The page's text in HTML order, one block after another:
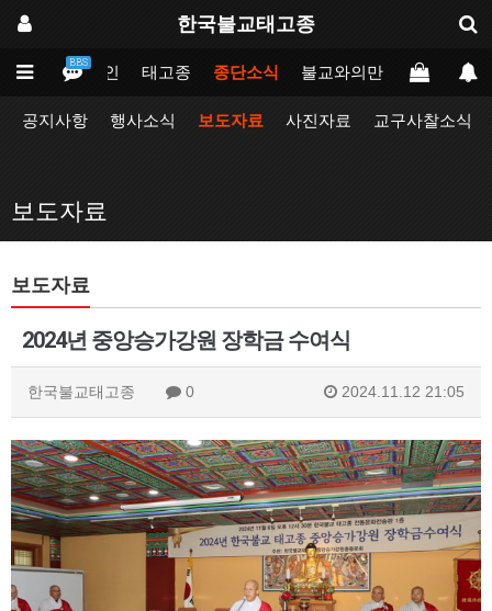
한국불교태고종
BBS
메인 태고종 종단소식 불교와의만남 업무포털
공지사항 행사소식 보도자료 사진자료 교구사찰소식
보도자료
보도자료
2024년 중앙승가강원 장학금 수여식
한국불교태고종 0 2024.11.12 21:05